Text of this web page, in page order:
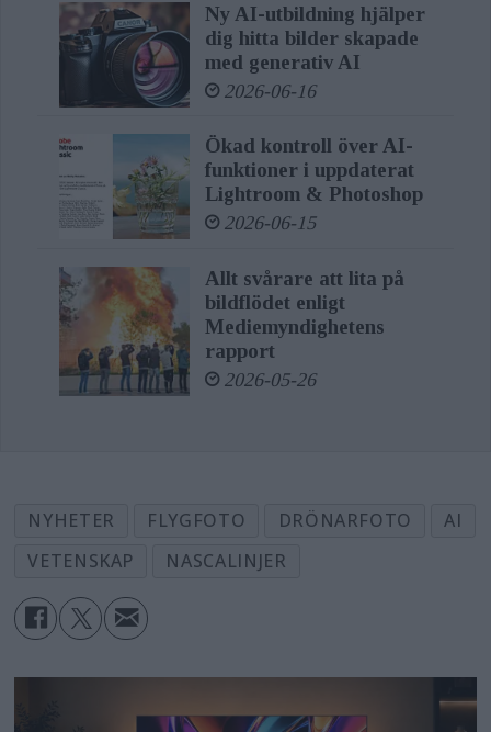
Ny AI-utbildning hjälper
dig hitta bilder skapade
med generativ AI
2026-06-16
Ökad kontroll över AI-
funktioner i uppdaterat
Lightroom & Photoshop
2026-06-15
Allt svårare att lita på
bildflödet enligt
Mediemyndighetens
rapport
2026-05-26
NYHETER FLYGFOTO DRÖNARFOTO
AI
VETENSKAP
NASCALINJER